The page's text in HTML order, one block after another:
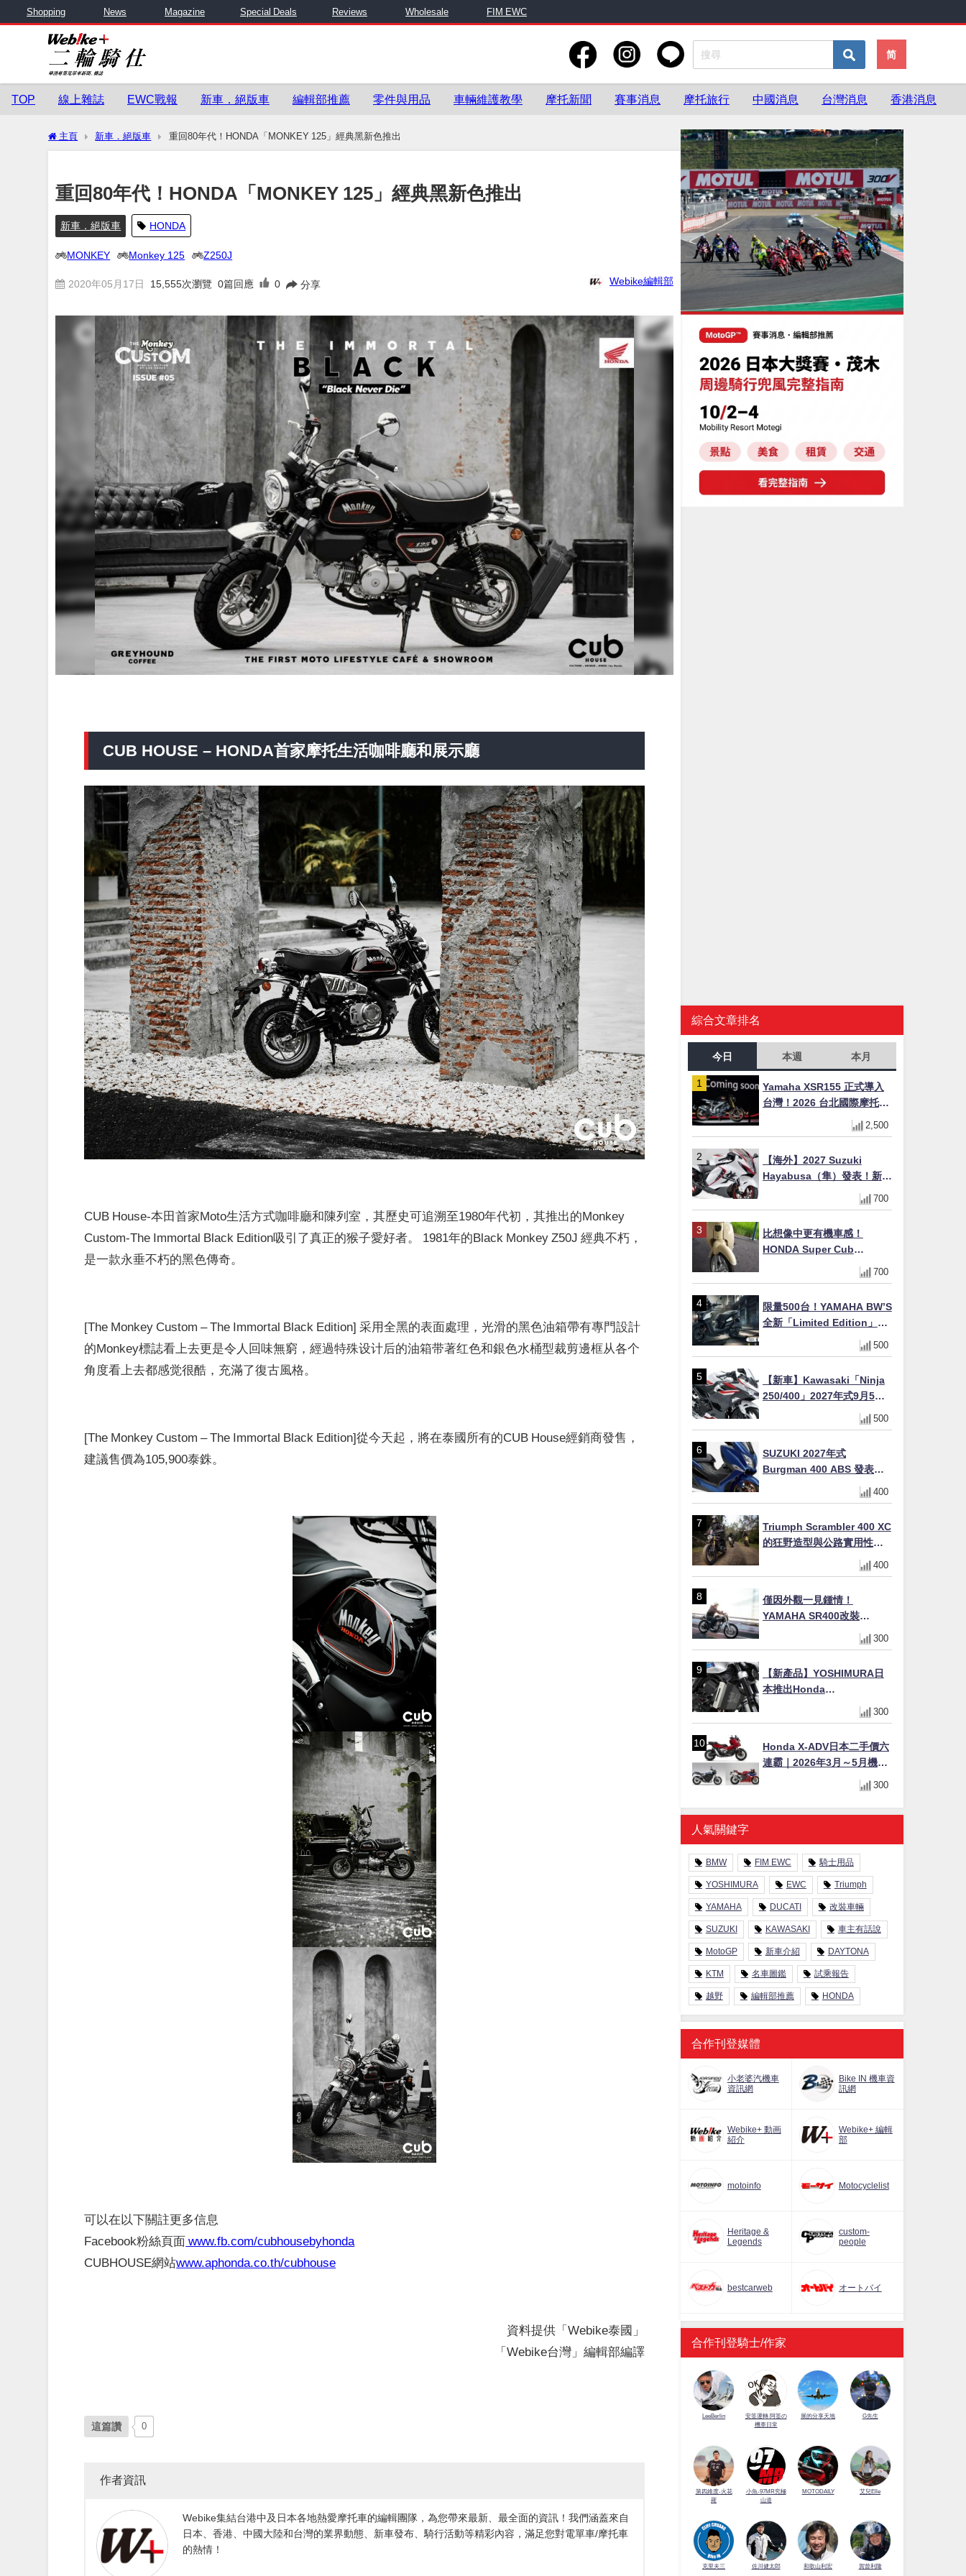
Shopping News Magazine Special Deals Reviews Wholesale FIM EWC
简
TOP 線上雜誌 EWC戰報 新車．絕版車 編輯部推薦 零件與用品 車輛維護教學 摩托新聞 賽事消息 摩托旅行 中國消息 台灣消息 香港消息
主頁 新車．絕版車 重回80年代！HONDA「MONKEY 125」經典黑新色推出
重回80年代！HONDA「MONKEY 125」經典黑新色推出
新車．絕版車 HONDA
MONKEY Monkey 125 Z250J
2020年05月17日 15,555次瀏覽 0篇回應 0 分享 Webike編輯部
CUB HOUSE – HONDA首家摩托生活咖啡廳和展示廳
CUB House-本田首家Moto生活方式咖啡廳和陳列室，其歷史可追溯至1980年代初，其推出的Monkey
Custom-The Immortal Black Edition吸引了真正的猴子愛好者。 1981年的Black Monkey Z50J 經典不朽，
是一款永垂不朽的黑色傳奇。
[The Monkey Custom – The Immortal Black Edition] 采用全黑的表面處理，光滑的黑色油箱帶有專門設計
的Monkey標誌看上去更是令人回味無窮 ，經過特殊设计后的油箱带著红色和銀色水桶型裁剪邊框从各个
角度看上去都感觉很酷，充滿了復古風格。
[The Monkey Custom – The Immortal Black Edition]從今天起，將在泰國所有的CUB House經銷商發售，
建議售價為105,900泰銖。
可以在以下關註更多信息
Facebook粉絲頁面 www.fb.com/cubhousebyhonda
CUBHOUSE網站www.aphonda.co.th/cubhouse
資料提供「Webike泰國」
「Webike台灣」編輯部編譯
這篇讚 0
作者資訊
Webike集結台港中及日本各地熱愛摩托車的編輯團隊，為您帶來最新、最全面的資訊！我們涵蓋來自
日本、香港、中國大陸和台灣的業界動態、新車發布、騎行活動等精彩內容，滿足您對電單車/摩托車
的熱情！
綜合文章排名
今日 本週 本月
Yamaha XSR155 正式導入
台灣！2026 台北國際摩托車
展亮相，70 週年紀念版
YZF-R 系列限量追加販售
2,500
【海外】2027 Suzuki
Hayabusa（隼）發表！新增
Special Edition 特仕版，全
新珍珠白塗裝與專屬配備登
700
比想像中更有機車感！
HONDA Super Cub
110【Webike愛車精選】
700
限量500台！YAMAHA BW’S
全新「Limited Edition」都
市探索限定色 GOOPiMADE
聯名包同步登場
500
【新車】Kawasaki「Ninja
250/400」2027年式9月5日
日本發售！新塗裝登場×價格
不變×輔助滑動式離合器
500
SUZUKI 2027年式
Burgman 400 ABS 發表！
8/18日本上市、支援E10汽油
售價98萬100日圓
400
Triumph Scrambler 400 XC
的狂野造型與公路實用性的
400
僅因外觀一見鍾情！
YAMAHA SR400改裝
Tracker風格｜ 女車主的機車
人生蛻變記
300
【新產品】YOSHIMURA日
本推出Honda
CB1000F/CB1000 HORNET
專用水箱護網，六角網紋設
300
Honda X-ADV日本二手價六
連霸｜2026年3月～5月機車
轉售排行榜 CBR1000RR-R
FIREBLADE SP首度躋身前
十
300
人氣關鍵字
BMW FIM EWC 騎士用品
YOSHIMURA EWC Triumph
YAMAHA DUCATI 改裝車輛
SUZUKI KAWASAKI 車主有話說
MotoGP 新車介紹 DAYTONA
KTM 名車圖鑑 試乘報告
越野 編輯部推薦 HONDA
合作刊登媒體
小老婆汽機車
資訊網
Bike IN 機車資
訊網
Webike+ 動画
紹介
Webike+ 編輯
部
motoinfo Motocyclelist
Heritage &
Legends
custom-
people
bestcarweb オートバイ
合作刊登騎士/作家
LeeBerlin
安筌運轉 阿筌の
機車日常
展的分享天地 G先生
第四維度-火花
羅
小魚-97MR究極
山道
MOTODAILY 艾兒Elle
克里夫三 佐川健太郎 和歌山利宏 賀曾利隆